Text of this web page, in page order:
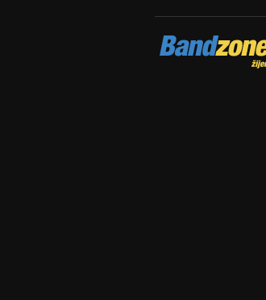
Bandzone.cz
žijeme hudbou